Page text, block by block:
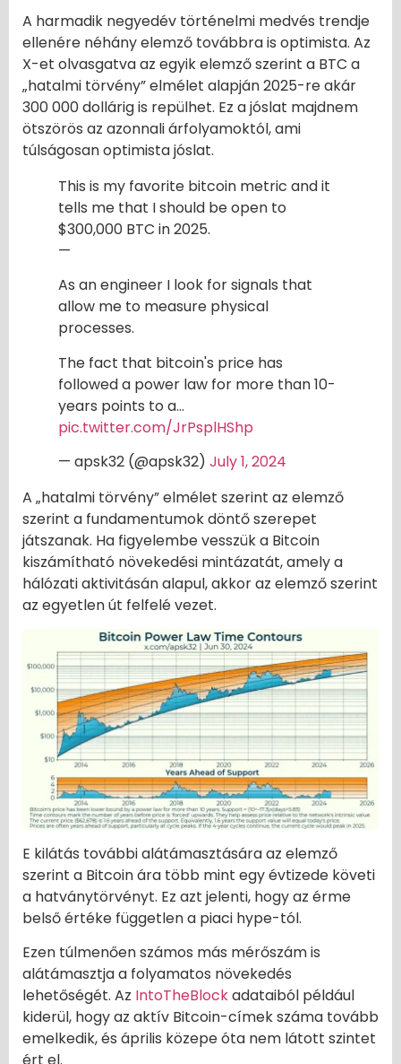
A harmadik negyedév történelmi medvés trendje
ellenére néhány elemző továbbra is optimista. Az
X-et olvasgatva az egyik elemző szerint a BTC a
„hatalmi törvény” elmélet alapján 2025-re akár
300 000 dollárig is repülhet. Ez a jóslat majdnem
ötszörös az azonnali árfolyamoktól, ami
túlságosan optimista jóslat.
This is my favorite bitcoin metric and it
tells me that I should be open to
$300,000 BTC in 2025.
—
As an engineer I look for signals that
allow me to measure physical
processes.
The fact that bitcoin's price has
followed a power law for more than 10-
years points to a…
pic.twitter.com/JrPsplHShp
— apsk32 (@apsk32) July 1, 2024
A „hatalmi törvény” elmélet szerint az elemző
szerint a fundamentumok döntő szerepet
játszanak. Ha figyelembe vesszük a Bitcoin
kiszámítható növekedési mintázatát, amely a
hálózati aktivitásán alapul, akkor az elemző szerint
az egyetlen út felfelé vezet.
E kilátás további alátámasztására az elemző
szerint a Bitcoin ára több mint egy évtizede követi
a hatványtörvényt. Ez azt jelenti, hogy az érme
belső értéke független a piaci hype-tól.
Ezen túlmenően számos más mérőszám is
alátámasztja a folyamatos növekedés
lehetőségét. Az IntoTheBlockadataiból például
kiderül, hogy az aktív Bitcoin-címek száma tovább
emelkedik, és április közepe óta nem látott szintet